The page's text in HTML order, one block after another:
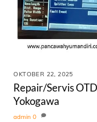
OKTOBER 22, 2025
Repair/Servis
Yokogawa
admin 0